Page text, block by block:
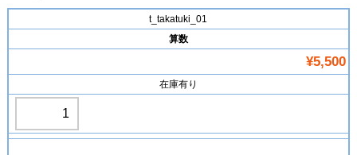
t_takatuki_01
算数
¥5,500
在庫有り